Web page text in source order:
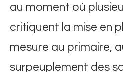
au moment où
critiquent la mise en
mesure au primaire,
surpeuplement des